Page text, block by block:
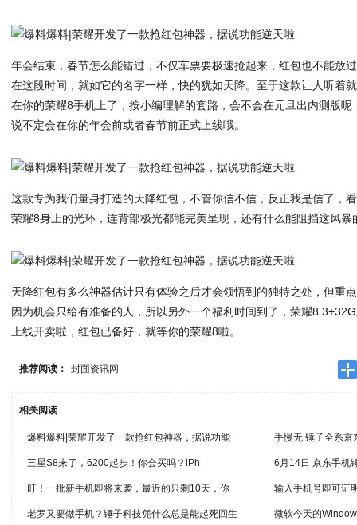
年会结束，春节怎么能错过，不仅车票要极速抢起来，红包也不能放
在这段时间，就如它的名字一样，快的犹如天降。至于这款让人听着
在你的荣耀8手机上了，按小编理解的套路，会不会在元旦出内测版
说不定会在你的年会前或者春节前正式上线哦。
这款专为我们量身打造的天降红包，不管你信不信，反正我是信了，
荣耀8身上的光环，连背部极光都能完美呈现，还有什么能阻挡这风暴
天降红包有多么神器估计只有体验之后才会领悟到的独特之处，但重
因为机会只给有准备的人，所以另外一个福利时间到了，荣耀8
上线开卖啦，红包已备好，就等你的荣耀8啦。
推荐阅读： 封面资讯网
相关阅读
爆料爆料|荣耀开发了一款抢红包神器，据说功能 手慢无 锤子全系
三星S8来了，6200起步！你会买吗？iPh 6月14日 京东手机
叮！一批新手机即将来袭，最近的只剩10天，你 输入手机号即可证
老罗又要做手机？锤子科技凭什么总是能起死回生 微软今天的